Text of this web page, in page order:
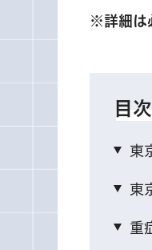
※詳細は
目次
東
東
重